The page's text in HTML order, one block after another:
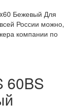
Бежевый Для
России можно,
компании по
60BS